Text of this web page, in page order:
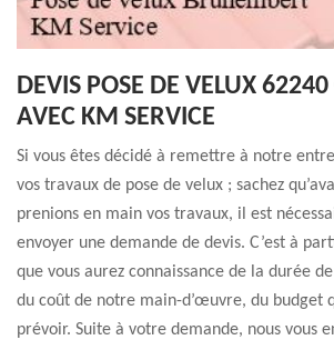
DEVIS POSE DE VELUX
AVEC KM SERVICE
Si vous êtes décidé à remettre à notre
vos travaux de pose de velux ; sachez
prenions en main vos travaux, il est
envoyer une demande de devis. C’est à
que vous aurez connaissance de la durée
du coût de notre main-d’œuvre, du budget
prévoir. Suite à votre demande, nous vous